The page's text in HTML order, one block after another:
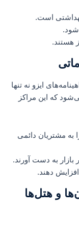
است.
هستند.
ایزو نه تنها
که این مراکز
به مشتریان دائمی
بازار به دست آورند.
دهند.
و هتل‌ها